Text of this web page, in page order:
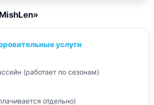
MishLen»
услуги
(работает по сезонам)
отдельно)